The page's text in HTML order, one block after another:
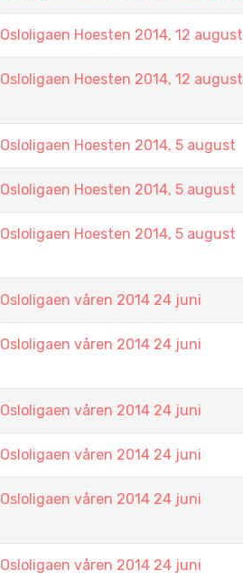
Osloligaen Hoesten 2014, 12 august
Osloligaen Hoesten 2014, 12 august
Osloligaen Hoesten 2014, 5 august
Osloligaen Hoesten 2014, 5 august
Osloligaen Hoesten 2014, 5 august
Osloligaen våren 2014 24 juni
Osloligaen våren 2014 24 juni
Osloligaen våren 2014 24 juni
Osloligaen våren 2014 24 juni
Osloligaen våren 2014 24 juni
Osloligaen våren 2014 24 juni